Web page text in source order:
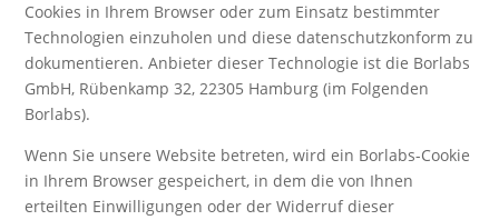
Cookies in Ihrem Browser oder zum Einsatz bestimmter
Technologien einzuholen und diese datenschutzkonform zu
dokumentieren. Anbieter dieser Technologie ist die Borlabs
GmbH, Rübenkamp 32, 22305 Hamburg (im Folgenden
Borlabs).
Wenn Sie unsere Website betreten, wird ein Borlabs-Cookie
in Ihrem Browser gespeichert, in dem die von Ihnen
erteilten Einwilligungen oder der Widerruf dieser